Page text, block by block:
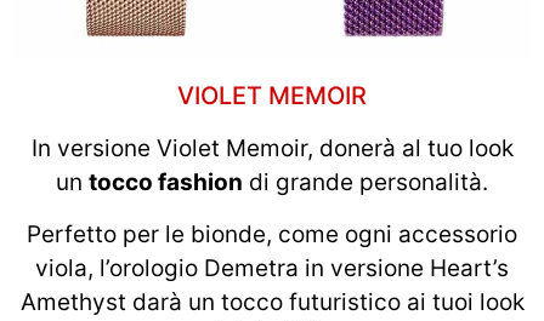
VIOLET MEMOIR
In versione Violet Memoir, donerà al tuo look
un tocco fashion di grande personalità.
Perfetto per le bionde, come ogni accessorio
viola, l’orologio Demetra in versione Heart’s
Amethyst darà un tocco futuristico ai tuoi look